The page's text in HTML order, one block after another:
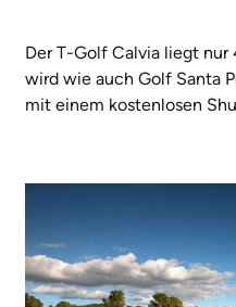
Der T-Golf Calvia liegt
wird wie auch Golf Santa
mit einem kostenlosen